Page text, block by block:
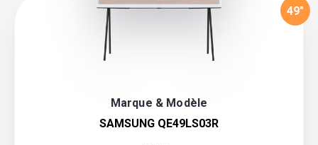
Marque & Modèle
SAMSUNG QE49LS03R
49"